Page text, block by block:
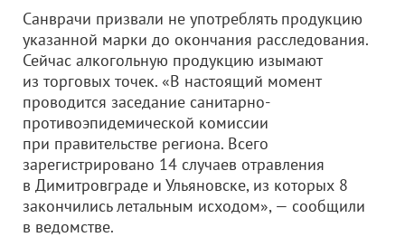
Санврачи призвали не употреблять продукцию
указанной марки до окончания расследования.
Сейчас алкогольную продукцию изымают
из торговых точек. «В настоящий момент
проводится заседание санитарно-
противоэпидемической комиссии
при правительстве региона. Всего
зарегистрировано 14 случаев отравления
в Димитровграде и Ульяновске, из которых 8
закончились летальным исходом», — сообщили
в ведомстве.